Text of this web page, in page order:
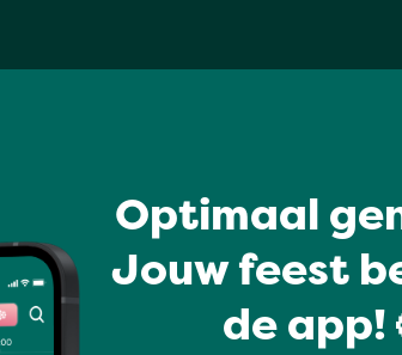
Optimaal
Jouw feest
de app!